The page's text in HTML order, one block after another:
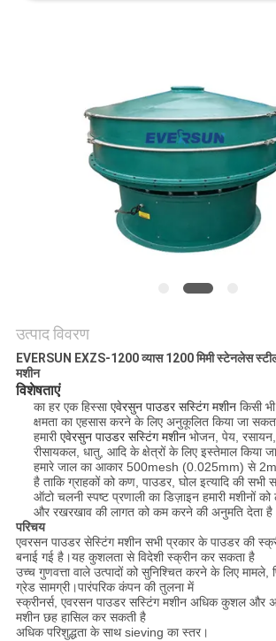
गोपनीयता
नीति
उत्पाद विवरण
EVERSUN EXZS-1200 व्यास 1200 मिमी स्टेनलेस
मशीन
विशेषताएं
का हर एक हिस्साएवेरसुन पाउडर सस्टिंग मशीनकिसी
क्षमता का एहसास करने के लिए अनुकूलित किया जा
हमारीएवेरसुन पाउडर सस्टिंग मशीनभोजन, पेय, रसायन,
रीसायकल, धातु, आदि के क्षेत्रों के लिए इस्तेमाल किया
हमारे जाल का आकार 500mesh (0.025mm) से
है ताकि ग्राहकों को कण, पाउडर, घोल इत्यादि की सभी
ऑटो चलनी स्पष्ट प्रणाली का डिज़ाइन हमारी मशीनों
और रखरखाव की लागत को कम करने की अनुमति देता
परिचय
एवरसन पाउडर सेस्टिंग मशीन सभी प्रकार के पाउडर की
बनाई गई है।यह कुशलता से विदेशी स्क्रीन कर सकता है
उच्च गुणवत्ता वाले उत्पादों को सुनिश्चित करने के लिए मामले,
ग्रेड सामग्री।पारंपरिक कंपन की तुलना में
स्क्रीनर्स, एवरसन पाउडर सस्टिंग मशीन अधिक कुशल और
मशीन छह हासिल कर सकती है
अधिक परिशुद्धता के साथ sieving का स्तर।